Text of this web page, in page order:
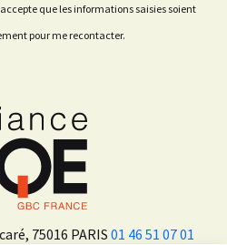
75016 PARIS 01 46 51 07 01
que les informations saisies soient
pour me recontacter.